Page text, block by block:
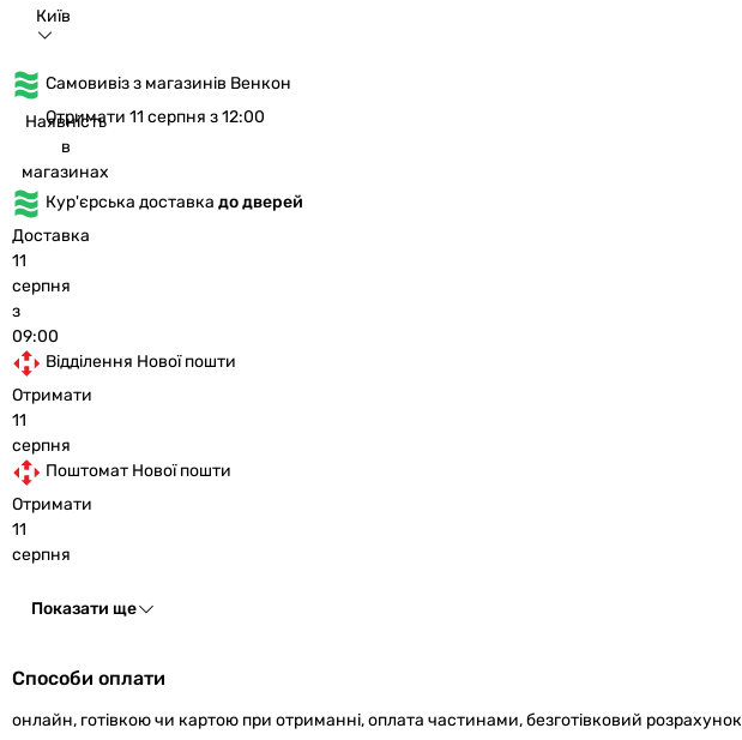
Київ
Самовивіз з магазинів Венкон
Наявність
в
магазинах
Отримати 11 серпня з 12:00
Кур'єрська доставка до дверей
Доставка
11
серпня
з
09:00
Відділення Нової пошти
Отримати
11
серпня
Поштомат Нової пошти
Отримати
11
серпня
Показати ще
Способи оплати
онлайн, готівкою чи картою при отриманні, оплата частинами, безготівковий розрахунок